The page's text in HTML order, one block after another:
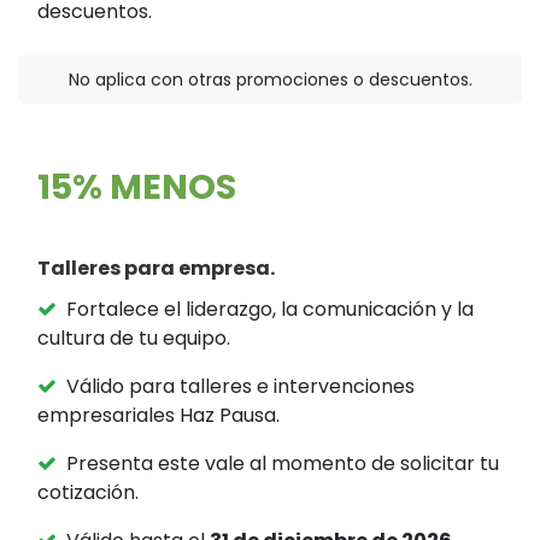
descuentos.
No aplica con otras promociones o descuentos.
15% MENOS
Talleres para empresa.
Fortalece el liderazgo, la comunicación y la
cultura de tu equipo.
Válido para talleres e intervenciones
empresariales Haz Pausa.
Presenta este vale al momento de solicitar tu
cotización.